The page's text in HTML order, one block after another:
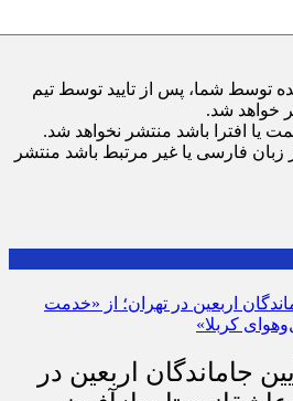
توسط شما، پس از تایید توسط تیم
خواهد شد.
یا افترا باشد منتشر نخواهد شد.
زبان فارسی یا غیر مرتبط باشد منتشر
جاماندگان اربعین در